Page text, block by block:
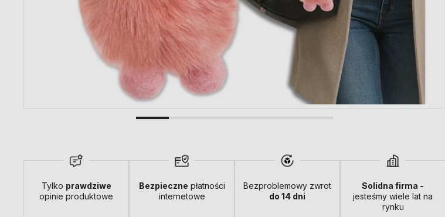
Tylko prawdziwe
opinie produktowe
Bezpieczne płatności
internetowe
Bezproblemowy zwrot
do 14 dni
Solidna firma -
jesteśmy wiele lat na
rynku